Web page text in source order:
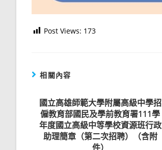
Post Views: 173
相關內容
國立高雄師範大學附屬高級中學招
僱教育部國民及學前教育署111學
年度國立高級中等學校資源班行政
助理簡章（第二次招聘）（含附
件）